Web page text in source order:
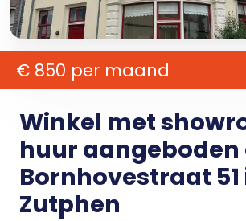
€ 850 per maand
Winkel met
huur aangeboden
Bornhovestraat 51
Zutphen